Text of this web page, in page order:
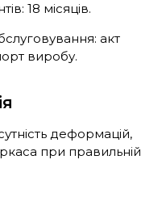
18 місяців.
акт
виробу.
деформацій,
при правильній